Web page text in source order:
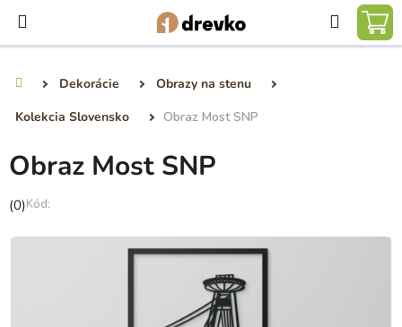
obsah
Hľadať
Dekorácie
Obrazy na stenu
Kolekcia Slovensko
Obraz Most SNP
Obraz Most SNP
Priemerné
produktu
(0)